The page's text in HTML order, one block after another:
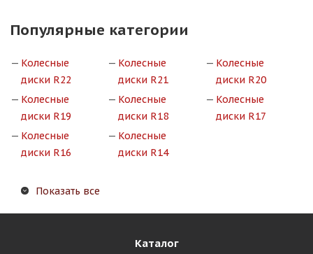
Популярные категории
Колесные
диски R22
Колесные
диски R21
Колесные
диски R20
Колесные
диски R19
Колесные
диски R18
Колесные
диски R17
Колесные
диски R16
Колесные
диски R14
Показать все
Каталог